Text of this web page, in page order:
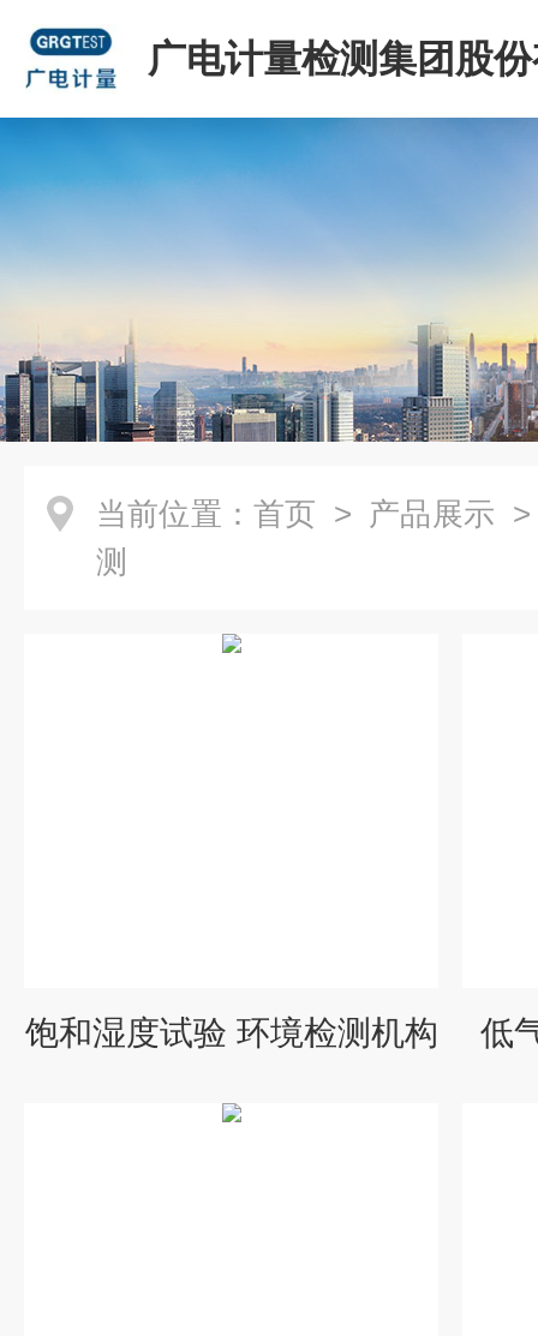
广电计量检测集团股
司
当前位置： 首页 > 产品展示
测
饱和湿度试验 环境检测机构 低